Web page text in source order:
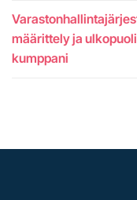
määrittely ja
kumppani